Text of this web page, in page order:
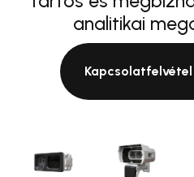
analitikai
Kapcsolatfelvétel